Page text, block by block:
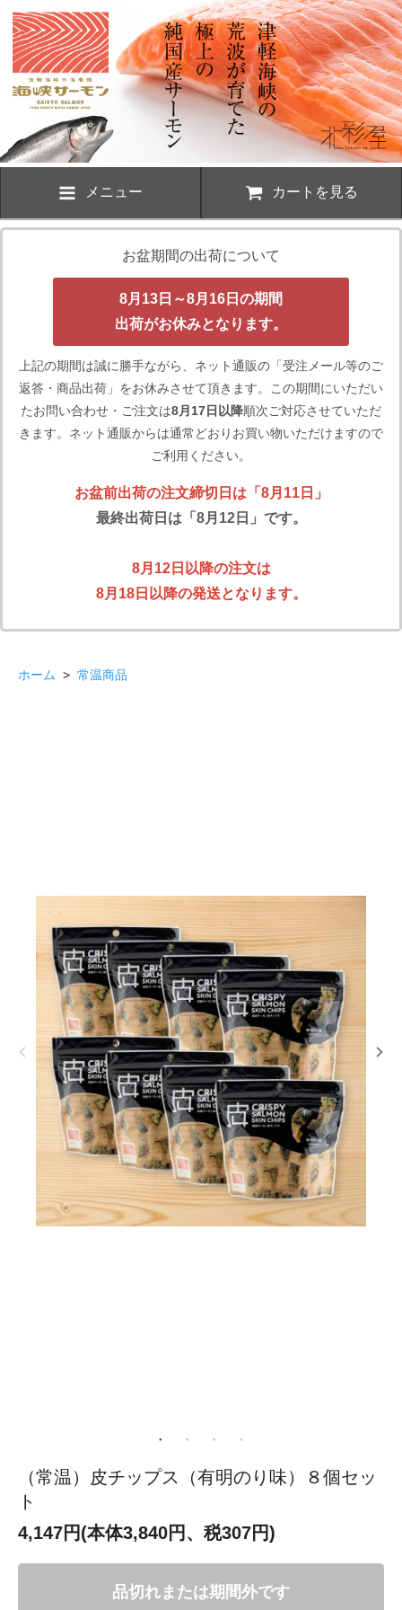
メニュー カートを見る
お盆期間の出荷について
8月13日～8月16日の期間
出荷がお休みとなります。
上記の期間は誠に勝手ながら、ネット通販の「受注メール等のご
返答・商品出荷」をお休みさせて頂きます。この期間にいただい
たお問い合わせ・ご注文は8月17日以降順次ご対応させていただ
きます。ネット通販からは通常どおりお買い物いただけますので
ご利用ください。
お盆前出荷の注文締切日は「8月11日」
最終出荷日は「8月12日」です。
8月12日以降の注文は
8月18日以降の発送となります。
ホーム > 常温商品
（常温）皮チップス（有明のり味）８個セッ
ト
4,147円(本体3,840円、税307円)
品切れまたは期間外です